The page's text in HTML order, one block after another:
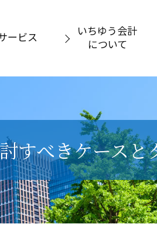
ービス
いちゆう会計
について
すべきケースと